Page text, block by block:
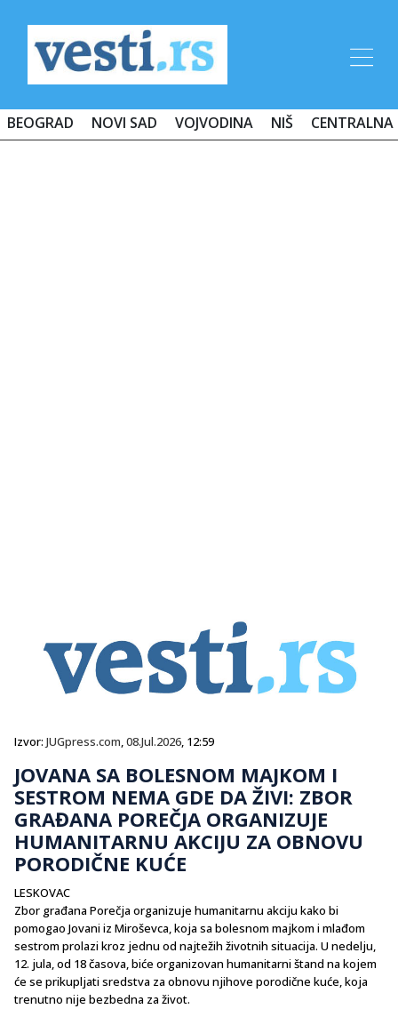
BEOGRAD NOVI SAD VOJVODINA NIŠ CENTRALNA
Izvor: JUGpress.com,08.Jul.2026, 12:59
JOVANA SA BOLESNOM MAJKOM I
SESTROM NEMA GDE DA ŽIVI: ZBOR
GRAĐANA POREČJA ORGANIZUJE
HUMANITARNU AKCIJU ZA OBNOVU
PORODIČNE KUĆE
LESKOVAC
Zbor građana Porečja organizuje humanitarnu akciju kako bi
pomogao Jovani iz Miroševca, koja sa bolesnom majkom i mlađom
sestrom prolazi kroz jednu od najtežih životnih situacija. U nedelju,
12. jula, od 18 časova, biće organizovan humanitarni štand na kojem
će se prikupljati sredstva za obnovu njihove porodične kuće, koja
trenutno nije bezbedna za život.